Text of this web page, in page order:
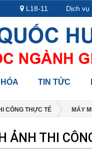
L18-11-13, Tầng 18,
Dịch vụ
TIN TỨC
CÔNG THỰC TẾ MÁY
ẢNH THI